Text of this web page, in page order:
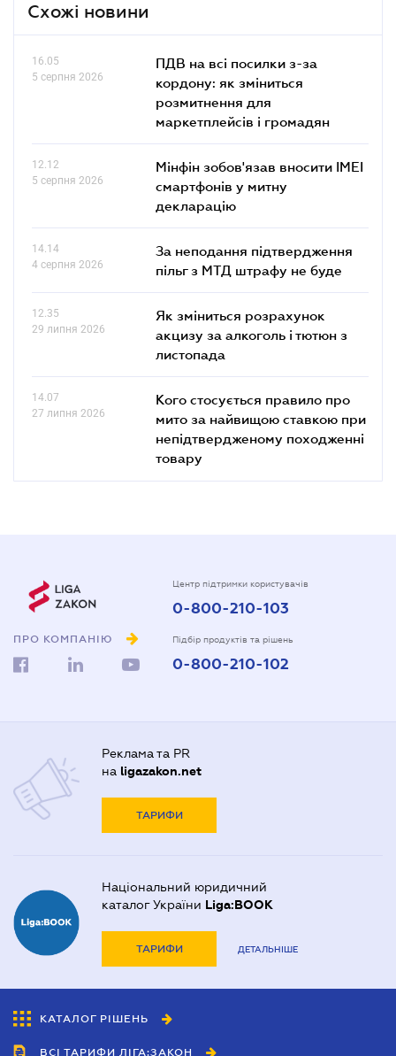
Схожі новини
16.05
5 серпня 2026
ПДВ на всі посилки з-за
кордону: як зміниться
розмитнення для
маркетплейсів і громадян
12.12
5 серпня 2026
Мінфін зобов'язав вносити IMEI
смартфонів у митну
декларацію
14.14
4 серпня 2026
За неподання підтвердження
пільг з МТД штрафу не буде
12.35
29 липня 2026
Як зміниться розрахунок
акцизу за алкоголь і тютюн з
листопада
14.07
27 липня 2026
Кого стосується правило про
мито за найвищою ставкою при
непідтвердженому походженні
товару
ПРО КОМПАНІЮ
Центр підтримки користувачів
0-800-210-103
Підбір продуктів та рішень
0-800-210-102
Реклама та PR
на ligazakon.net
ТАРИФИ
Національний юридичний
каталог України Liga:BOOK
ТАРИФИ ДЕТАЛЬНІШЕ
КАТАЛОГ РІШЕНЬ
ВСІ ТАРИФИ ЛІГА:ЗАКОН